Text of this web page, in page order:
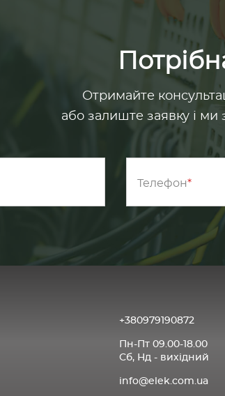
Отримайте
або залиште заявку і
Телефон
+380979190872
Пн-Пт 09.00-18.00
Сб, Нд - вихідний
info@elek.com.ua